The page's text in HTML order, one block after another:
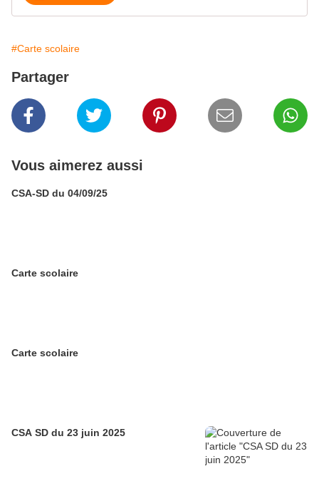
#Carte scolaire
Partager
Vous aimerez aussi
CSA-SD du 04/09/25
Carte scolaire
Carte scolaire
CSA SD du 23 juin 2025